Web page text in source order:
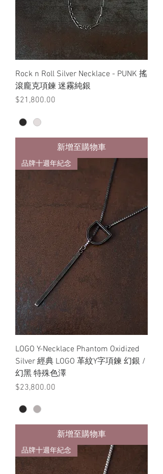
Rock n Roll Silver Necklace - PUNK 搖
滾龐克項鍊 迷霧純銀
價格
$21,800.00
新增至購物車
品牌十週年紀念
LOGO Y-Necklace Phantom Oxidized
Silver 經典 LOGO 革紋Y字項鍊 幻銀 /
幻黑 特殊色澤
價格
$23,800.00
新增至購物車
品牌十週年紀念